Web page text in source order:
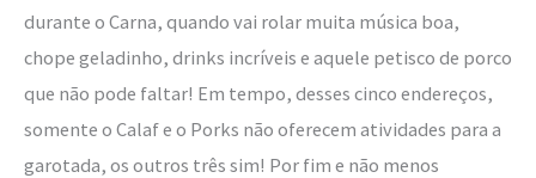
durante o Carna, quando vai rolar muita música boa,
chope geladinho, drinks incríveis e aquele petisco de porco
que não pode faltar! Em tempo, desses cinco endereços,
somente o Calaf e o Porks não oferecem atividades para a
garotada, os outros três sim! Por fim e não menos